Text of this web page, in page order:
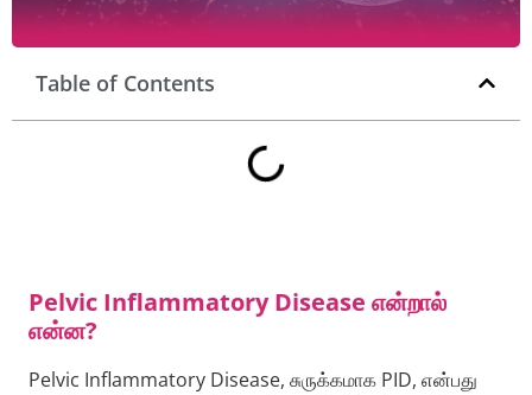
Table of Contents
Pelvic Inflammatory Disease என்றால்
என்ன?
Pelvic Inflammatory Disease, சுருக்கமாக PID, என்பது